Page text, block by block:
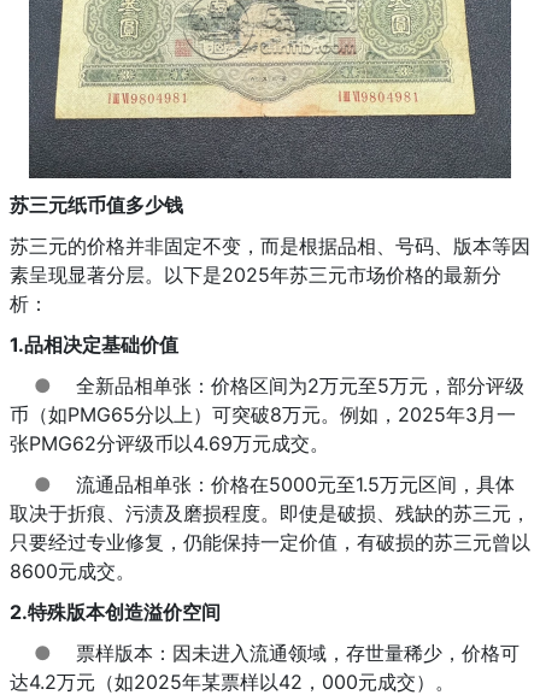
苏三元纸币值多少钱
苏三元的价格并非固定不变，而是根据品相、号码、版本等因
素呈现显著分层。以下是2025年苏三元市场价格的最新分
析：
1.品相决定基础价值
● 全新品相单张：价格区间为2万元至5万元，部分评级
币（如PMG65分以上）可突破8万元。例如，2025年3月一
张PMG62分评级币以4.69万元成交。
● 流通品相单张：价格在5000元至1.5万元区间，具体
取决于折痕、污渍及磨损程度。即使是破损、残缺的苏三元，
只要经过专业修复，仍能保持一定价值，有破损的苏三元曾以
8600元成交。
2.特殊版本创造溢价空间
● 票样版本：因未进入流通领域，存世量稀少，价格可
达4.2万元（如2025年某票样以42，000元成交）。